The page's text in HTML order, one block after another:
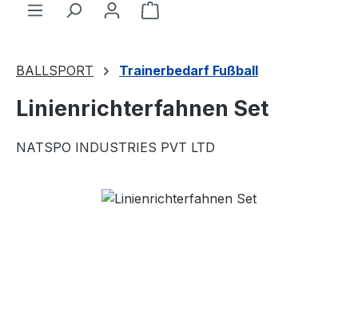
Warenkorb enthält 0
BALLSPORT Trainerbedarf Fußball
Linienrichterfahnen Set
NATSPO INDUSTRIES PVT LTD
Bildergalerie überspringen